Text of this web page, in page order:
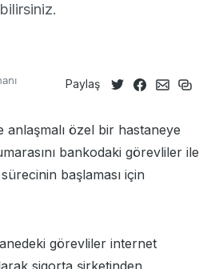
Paylaş
anlaşmalı özel bir hastaneye
bankodaki görevliler ile
sürecinin başlaması için
görevliler internet
sigorta şirketinden